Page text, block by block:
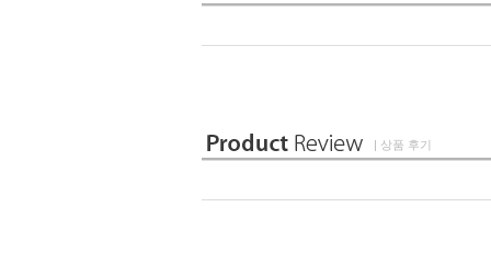
| 상품 후기